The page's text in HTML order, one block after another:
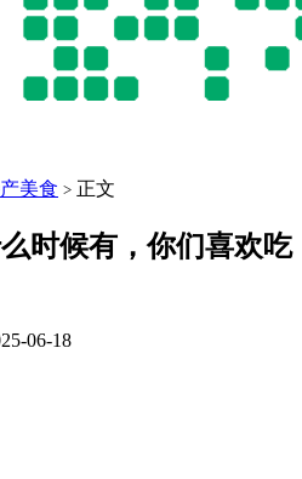
美食 > 正文
时候有，你们喜欢吃
06-18